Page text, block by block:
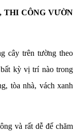
THI CÔNG VƯỜN
trên tường theo
kỳ vị trí nào trong
tòa nhà, vách xanh
và rất dễ để chăm